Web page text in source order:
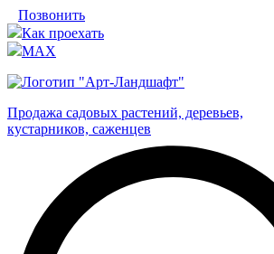
Позвонить
Как проехать
MAX
Продажа садовых растений, деревьев,
кустарников, саженцев